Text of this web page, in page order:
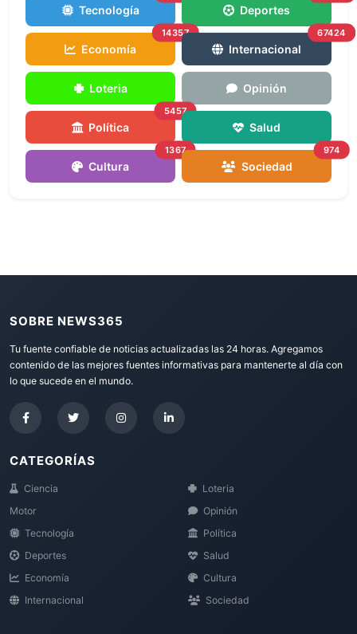
Tecnología Deportes
Economía
14357
Internacional
67424
Loteria Opinión
Política
5457
Salud
Cultura
1367
Sociedad
974
SOBRE NEWS365
Tu fuente confiable de noticias actualizadas las 24 horas. Agregamos
contenido de las mejores fuentes informativas para mantenerte al día con
lo que sucede en el mundo.
CATEGORÍAS
Ciencia
Motor
Tecnología
Deportes
Economía
Internacional
Loteria
Opinión
Política
Salud
Cultura
Sociedad